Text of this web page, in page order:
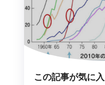
この記事が気に